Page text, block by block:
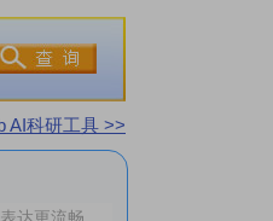
AI科研工具 >>